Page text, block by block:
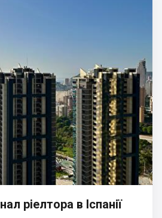
ріелтора в Іспанії